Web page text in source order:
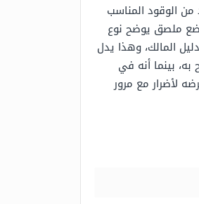
غير متأكد من الوقود المناسب
ملصق يوضح نوع
المالك، وهذا يدل
بينما أنه في
لأضرار مع مرور